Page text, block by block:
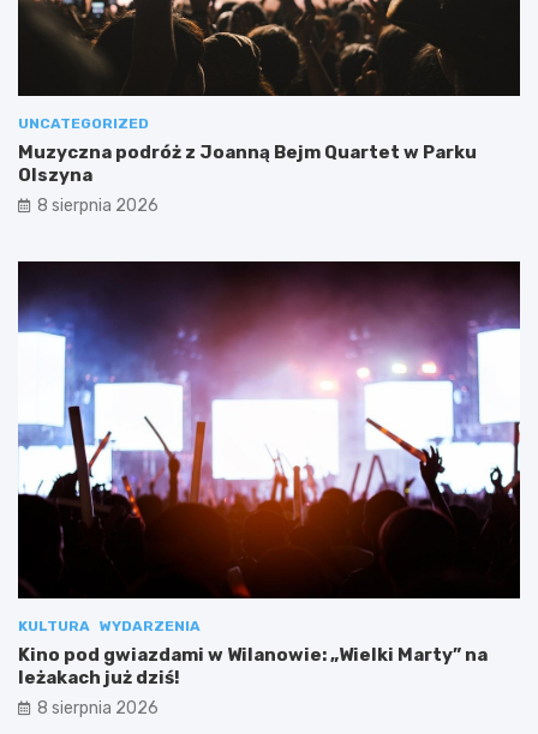
UNCATEGORIZED
Muzyczna podróż z Joanną Bejm Quartet w Parku
Olszyna
8 sierpnia 2026
KULTURA WYDARZENIA
Kino pod gwiazdami w Wilanowie: „Wielki Marty” na
leżakach już dziś!
8 sierpnia 2026